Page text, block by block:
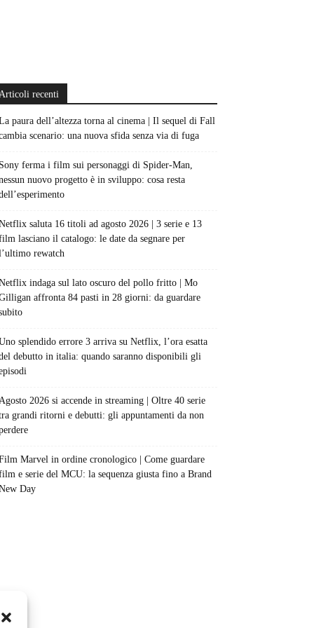
recenti
paura dell’altezza torna al cinema | Il sequel di Fall
scenario: una nuova sfida senza via di fuga
Sony ferma i film sui personaggi di Spider-Man,
nuovo progetto è in sviluppo: cosa resta
saluta 16 titoli ad agosto 2026 | 3 serie e 13
lasciano il catalogo: le date da segnare per
rewatch
indaga sul lato oscuro del pollo fritto | Mo
affronta 84 pasti in 28 giorni: da guardare
splendido errore 3 arriva su Netflix, l’ora esatta
debutto in italia: quando saranno disponibili gli
2026 si accende in streaming | Oltre 40 serie
grandi ritorni e debutti: gli appuntamenti da non
Marvel in ordine cronologico | Come guardare
e serie del MCU: la sequenza giusta fino a Brand
Day